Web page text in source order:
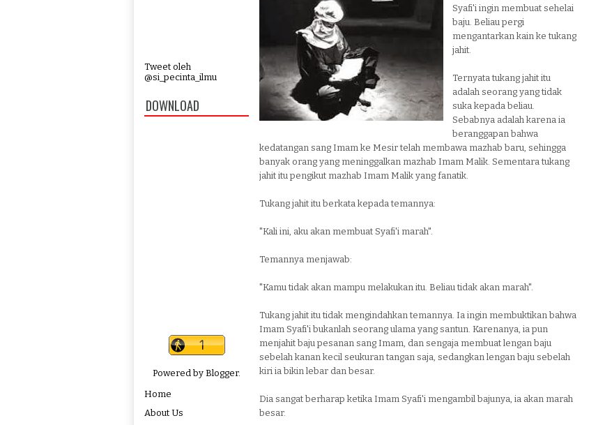
Tweet oleh
@si_pecinta_ilmu
DOWNLOAD
Powered by Blogger.
Home
About Us
Syafi'i ingin membuat sehelai
baju. Beliau pergi
mengantarkan kain ke tukang
jahit.
Ternyata tukang jahit itu
adalah seorang yang tidak
suka kepada beliau.
Sebabnya adalah karena ia
beranggapan bahwa
kedatangan sang Imam ke Mesir telah membawa mazhab baru, sehingga
banyak orang yang meninggalkan mazhab Imam Malik. Sementara tukang
jahit itu pengikut mazhab Imam Malik yang fanatik.
Tukang jahit itu berkata kepada temannya:
"Kali ini, aku akan membuat Syafi'i marah".
Temannya menjawab:
"Kamu tidak akan mampu melakukan itu. Beliau tidak akan marah".
Tukang jahit itu tidak mengindahkan temannya. Ia ingin membuktikan bahwa
Imam Syafi'i bukanlah seorang ulama yang santun. Karenanya, ia pun
menjahit baju pesanan sang Imam, dan sengaja membuat lengan baju
sebelah kanan kecil seukuran tangan saja, sedangkan lengan baju sebelah
kiri ia bikin lebar dan besar.
Dia sangat berharap ketika Imam Syafi'i mengambil bajunya, ia akan marah
besar.